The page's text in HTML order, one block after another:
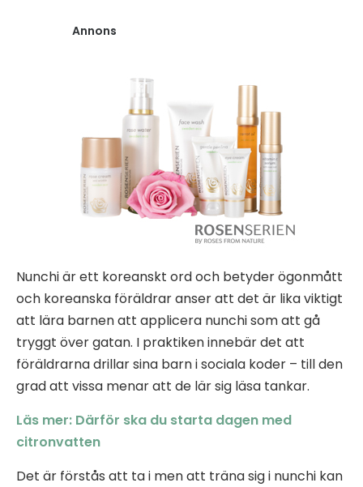
Annons
Nunchi är ett koreanskt ord och betyder ögonmått
och koreanska föräldrar anser att det är lika viktigt
att lära barnen att applicera nunchi som att gå
tryggt över gatan. I praktiken innebär det att
föräldrarna drillar sina barn i sociala koder – till den
grad att vissa menar att de lär sig läsa tankar.
Läs mer: Därför ska du starta dagen med
citronvatten
Det är förstås att ta i men att träna sig i nunchi kan